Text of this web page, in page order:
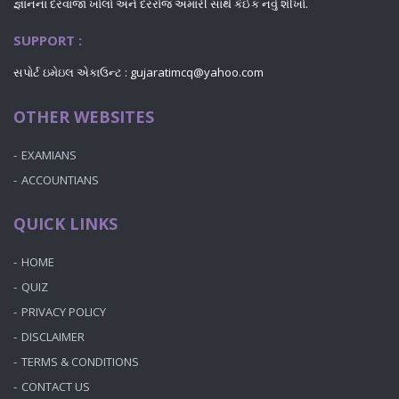
જ્ઞાનના દરવાજા ખોલો અને દરરોજ અમારી સાથે કંઈક નવું શીખો.
SUPPORT :
સપોર્ટ ઇમેઇલ એકાઉન્ટ : gujaratimcq@yahoo.com
OTHER WEBSITES
EXAMIANS
ACCOUNTIANS
QUICK LINKS
HOME
QUIZ
PRIVACY POLICY
DISCLAIMER
TERMS & CONDITIONS
CONTACT US